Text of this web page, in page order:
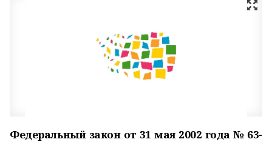
Федеральный закон от 31 мая 2002 года № 63-